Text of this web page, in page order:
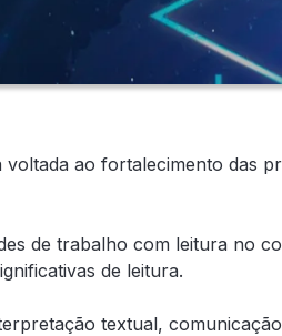
ao fortalecimento das
de trabalho com leitura no
de leitura.
textual,